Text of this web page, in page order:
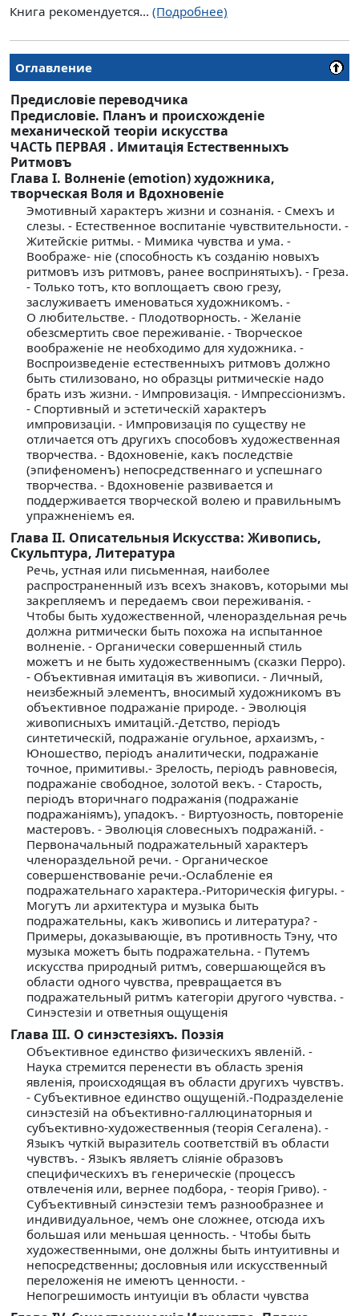
Книга рекомендуется... (Подробнее)
Оглавление
Предисловiе переводчика
Предисловiе. Планъ и происхожденiе
механической теорiи искусства
ЧАСТЬ ПЕРВАЯ . Имитацiя Естественныхъ
Ритмовъ
Глава I. Волненiе (emotion) художника,
творческая Воля и Вдохновенiе
Эмотивный характеръ жизни и сознанiя. - Смехъ и
слезы. - Естественное воспитанiе чувствительности. -
Житейскiе ритмы. - Мимика чувства и ума. -
Воображе- нiе (способность къ созданiю новыхъ
ритмовъ изъ ритмовъ, ранее воспринятыхъ). - Греза.
- Только тотъ, кто воплощаетъ свою грезу,
заслуживаетъ именоваться художникомъ. -
О любительстве. - Плодотворность. - Желанiе
обезсмертить свое переживанiе. - Творческое
воображенiе не необходимо для художника. -
Воспроизведенiе естественныхъ ритмовъ должно
быть стилизовано, но образцы ритмическiе надо
брать изъ жизни. - Импровизацiя. - Импрессiонизмъ.
- Спортивный и эстетическiй характеръ
импровизацiи. - Импровизацiя по существу не
отличается отъ другихъ способовъ художественная
творчества. - Вдохновенiе, какъ последствiе
(эпифеноменъ) непосредственнаго и успешнаго
творчества. - Вдохновенiе развивается и
поддерживается творческой волею и правильнымъ
упражненiемъ ея.
Глава II. Описательныя Искусства: Живопись,
Скульптура, Литература
Речь, устная или письменная, наиболее
распространенный изъ всехъ знаковъ, которыми мы
закрепляемъ и передаемъ свои переживанiя. -
Чтобы быть художественной, членораздельная речь
должна ритмически быть похожа на испытанное
волненiе. - Органически совершенный стиль
можетъ и не быть художественнымъ (сказки Перро).
- Объективная имитацiя въ живописи. - Личный,
неизбежный элементъ, вносимый художникомъ въ
объективное подражанiе природе. - Эволюцiя
живописныхъ имитацiй.-Детство, перiодъ
синтетическiй, подражанiе огульное, архаизмъ, -
Юношество, перiодъ аналитически, подражанiе
точное, примитивы.- Зрелость, перiодъ равновесiя,
подражанiе свободное, золотой векъ. - Старость,
перiодъ вторичнаго подражанiя (подражанiе
подражанiямъ), упадокъ. - Виртуозность, повторенiе
мастеровъ. - Эволюцiя словесныхъ подражанiй. -
Первоначальный подражательный характеръ
членораздельной речи. - Органическое
совершенствованiе речи.-Ослабленiе ея
подражательнаго характера.-Риторическiя фигуры. -
Могутъ ли архитектура и музыка быть
подражательны, какъ живопись и литература? -
Примеры, доказывающiе, въ противность Тэну, что
музыка можетъ быть подражательна. - Путемъ
искусства природный ритмъ, совершающейся въ
области одного чувства, превращается въ
подражательный ритмъ категорiи другого чувства. -
Синэстезiи и ответныя ощущенiя
Глава III. О синэстезiяхъ. Поэзiя
Объективное единство физическихъ явленiй. -
Наука стремится перенести въ область зренiя
явленiя, происходящая въ области другихъ чувствъ.
- Субъективное единство ощущенiй.-Подразделенiе
синэстезiй на объективно-галлюцинаторныя и
субъективно-художественныя (теорiя Сегалена). -
Языкъ чуткiй выразитель соответствiй въ области
чувствъ. - Языкъ являетъ слiянiе образовъ
специфическихъ въ генерическiе (процессъ
отвлеченiя или, вернее подбора, - теорiя Гриво). -
Субъективный синэстезiи темъ разнообразнее и
индивидуальное, чемъ оне сложнее, отсюда ихъ
большая или меньшая ценность. - Чтобы быть
художественными, оне должны быть интуитивны и
непосредственны; дословныя или искусственный
переложенiя не имеютъ ценности. -
Непогрешимость интуицiи въ области чувства